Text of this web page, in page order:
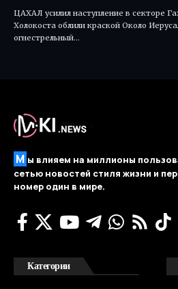
ЦАХАЛ усилил наступление в секторе
Холокоста облили краской Около
огнестрельный…
М ы влияем на миллионы
сетью новостей стиля жизни и
номер один в мире.
Категории